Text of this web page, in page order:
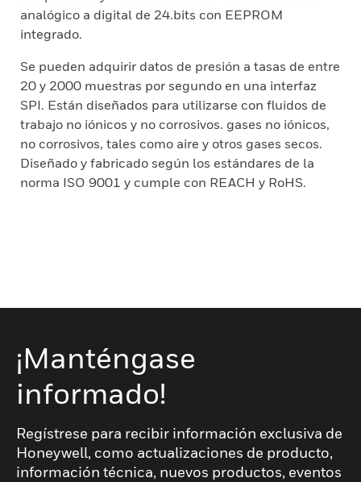
analógico a digital de 24.bits con EEPROM
integrado.
Se pueden adquirir datos de presión a tasas de entre
20 y 2000 muestras por segundo en una interfaz
SPI. Están diseñados para utilizarse con fluidos de
trabajo no iónicos y no corrosivos. gases no iónicos,
no corrosivos, tales como aire y otros gases secos.
Diseñado y fabricado según los estándares de la
norma ISO 9001 y cumple con REACH y RoHS.
¡Manténgase
informado!
Regístrese para recibir información exclusiva de
Honeywell, como actualizaciones de producto,
información técnica, nuevos productos, eventos